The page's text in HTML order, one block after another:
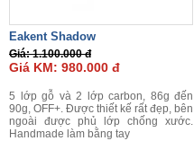
Eakent Shadow
Giá: 1.100.000 đ
Giá KM: 980.000 đ
5 lớp gỗ và 2 lớp carbon, 86g đến
90g, OFF+. Được thiết kế rất đẹp, bên
ngoài được phủ lớp chống xước.
Handmade làm bằng tay